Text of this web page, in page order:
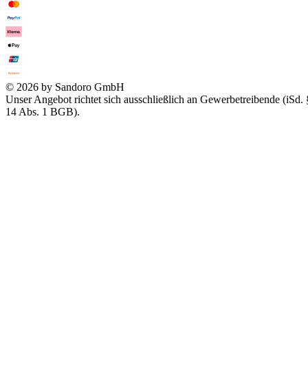
© 2026 by Sandoro GmbH
Unser Angebot richtet sich ausschließlich an Gewerbetreibende (iSd.
14 Abs. 1 BGB).